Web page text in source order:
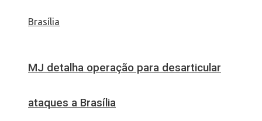
MJ detalha operação para desarticular
ataques a Brasília